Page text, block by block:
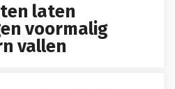
laten
voormalig
vallen